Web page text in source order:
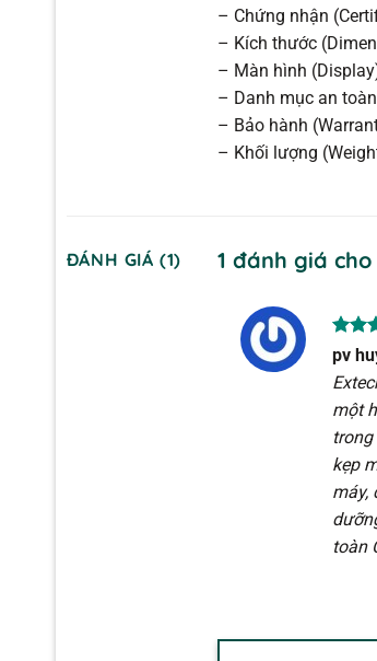
– Chứng nhận
– Kích thước
– Màn hình
– Danh mục an
– Bảo hành
– Khối lượng
ĐÁNH GIÁ (1) 1 đánh giá
Được
hạng
sao
pv
một
kẹp
máy,
toàn